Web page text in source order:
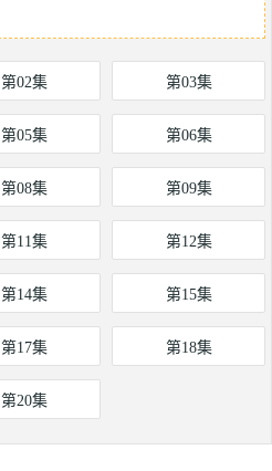
第02集 第03集
第05集 第06集
第08集 第09集
第11集 第12集
第14集 第15集
第17集 第18集
第20集